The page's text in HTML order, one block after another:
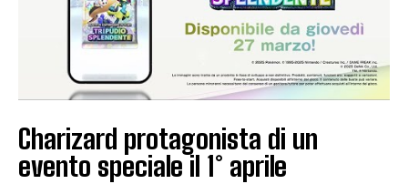
Charizard protagonista di un
evento speciale il 1° aprile